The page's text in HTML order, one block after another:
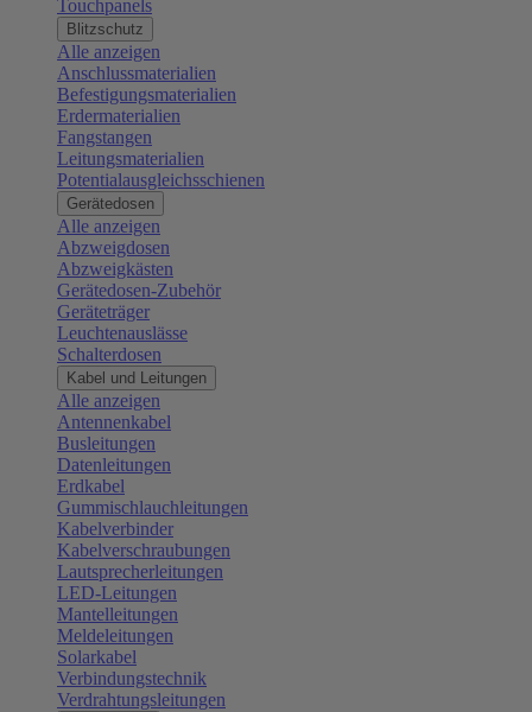
Touchpanels
Blitzschutz
Alle anzeigen
Anschlussmaterialien
Befestigungsmaterialien
Erdermaterialien
Fangstangen
Leitungsmaterialien
Potentialausgleichsschienen
Gerätedosen
Alle anzeigen
Abzweigdosen
Abzweigkästen
Gerätedosen-Zubehör
Geräteträger
Leuchtenauslässe
Schalterdosen
Kabel und Leitungen
Alle anzeigen
Antennenkabel
Busleitungen
Datenleitungen
Erdkabel
Gummischlauchleitungen
Kabelverbinder
Kabelverschraubungen
Lautsprecherleitungen
LED-Leitungen
Mantelleitungen
Meldeleitungen
Solarkabel
Verbindungstechnik
Verdrahtungsleitungen